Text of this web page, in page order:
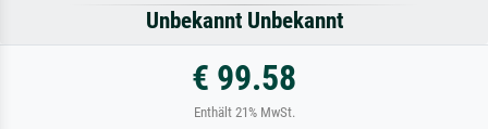
Unbekannt Unbekannt
€ 99.58
Enthält 21% MwSt.